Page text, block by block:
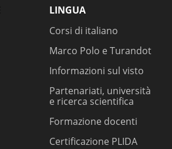
LINGUA
Corsi di italiano
Marco Polo e Turandot
Informazioni sul visto
Partenariati, università
e ricerca scientifica
Formazione docenti
Certificazione PLIDA